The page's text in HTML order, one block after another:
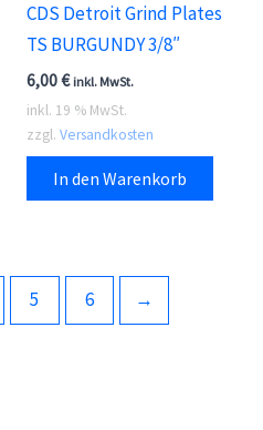
CDS Detroit Grind Plates
TS BURGUNDY 3/8″
6,00€ inkl. MwSt.
inkl. 19 % MwSt.
zzgl. Versandkosten
In den Warenkorb
5 6 →